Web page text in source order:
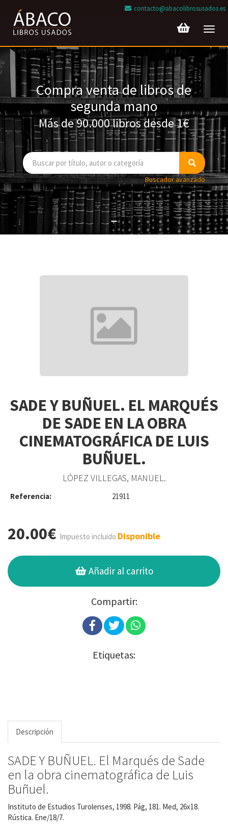
contacto@abacolibrosusados.es
Compra venta de libros de
segunda mano
Más de 90.000 libros desde 1€
Buscador avanzado
SADE Y BUÑUEL. EL MARQUÉS
DE SADE EN LA OBRA
CINEMATOGRÁFICA DE LUIS
BUÑUEL.
LÓPEZ VILLEGAS, MANUEL.
Referencia: 21911
20.00€ Impuesto incluido Disponible
Añadir al carrito
Compartir:
Etiquetas:
Descripción
SADE Y BUÑUEL. El Marqués de Sade
en la obra cinematográfica de Luis
Buñuel.
Instituto de Estudios Turolenses, 1998. Pág, 181. Med, 26x18.
Rústica. Ene/18/7.